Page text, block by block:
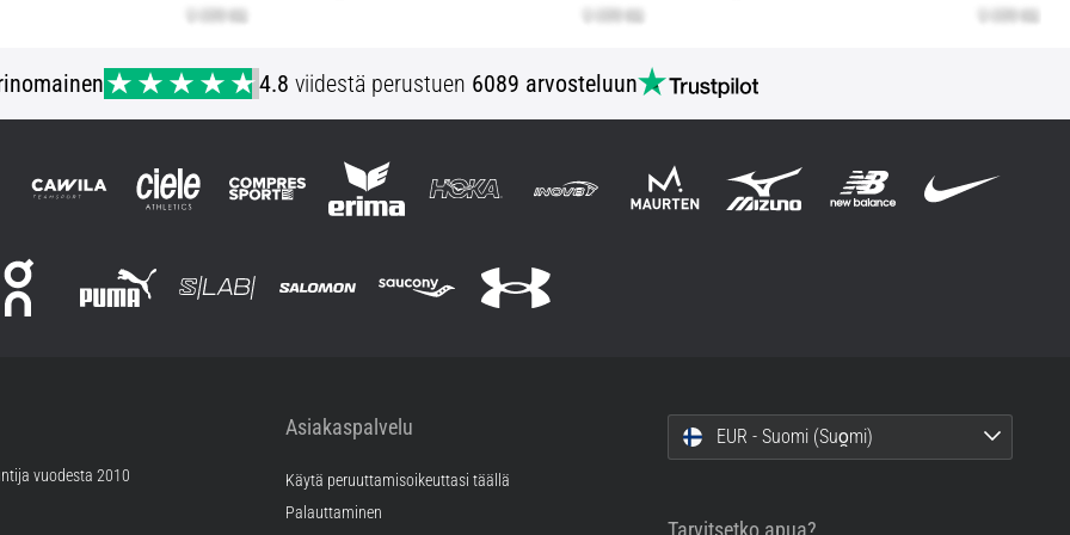
4.8 viidestä perustuen 6089 arvosteluun
vuodesta 2010
Asiakaspalvelu
Käytä peruuttamisoikeuttasi täällä
Palauttaminen
EUR - Suomi (Suo̯mi)
Tarvitsetko apua?